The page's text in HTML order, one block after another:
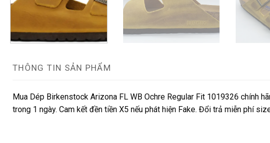
THÔNG TIN SẢN PHẨM
Mua Dép Birkenstock Arizona FL WB Ochre Regular Fit 1019326 chính
trong 1 ngày. Cam kết đền tiền X5 nếu phát hiện Fake. Đổi trả miễn phí